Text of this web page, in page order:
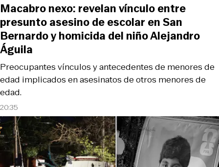
20:35
Preocupantes vínculos y antecedentes de menores de
edad implicados en asesinatos de otros menores de
edad.
Macabro nexo: revelan vínculo entre
presunto asesino de escolar en San
Bernardo y homicida del niño Alejandro
Águila